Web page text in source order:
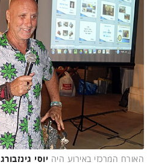
האורח המרכזי באירוע היה יוסי גינזבורג